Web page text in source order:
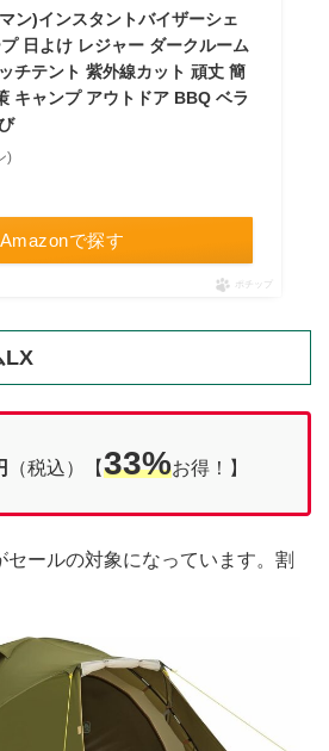
ン)インスタントバイザーシェ
日よけ レジャー ダークルーム
チテント 紫外線カット 頑丈 簡
キャンプ アウトドア BBQ ベラ
)
Amazonで探す
ポチップ
LX
（税込）【33%お得！】
ールの対象になっています。割